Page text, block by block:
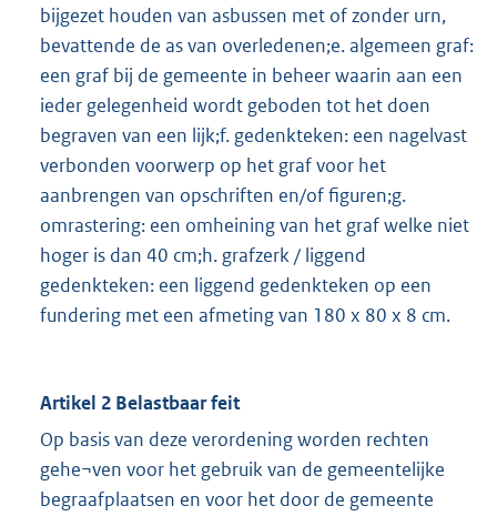
bijgezet houden van asbussen met of zonder urn,
bevattende de as van overledenen;e. algemeen graf:
een graf bij de gemeente in beheer waarin aan een
ieder gelegenheid wordt geboden tot het doen
begraven van een lijk;f. gedenkteken: een nagelvast
verbonden voorwerp op het graf voor het
aanbrengen van opschriften en/of figuren;g.
omrastering: een omheining van het graf welke niet
hoger is dan 40 cm;h. grafzerk / liggend
gedenkteken: een liggend gedenkteken op een
fundering met een afmeting van 180 x 80 x 8 cm.
Artikel 2 Belastbaar feit
Op basis van deze verordening worden rechten
gehe¬ven voor het gebruik van de gemeentelijke
begraafplaatsen en voor het door de gemeente